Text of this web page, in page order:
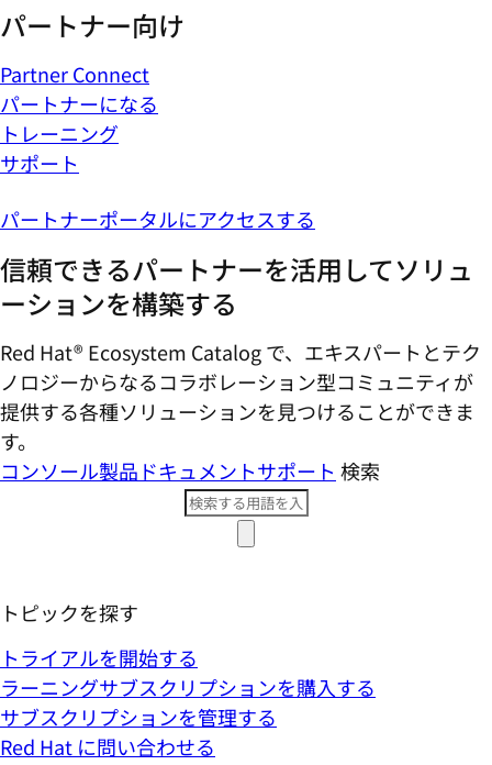
パートナー向け
Partner Connect
パートナーになる
トレーニング
サポート
パートナーポータルにアクセスする
信頼できるパートナーを活用してソリュ
ーションを構築する
Red Hat® Ecosystem Catalog で、エキスパートとテク
ノロジーからなるコラボレーション型コミ​ュニティが
提供する各種ソリューションを見つけることができま
す。
コンソール製品ドキュメントサポート 検索
トピックを探す
トライアルを開始する
ラーニングサブスクリプションを購入する
サブスクリプションを管理する
Red Hat に問い合わせる